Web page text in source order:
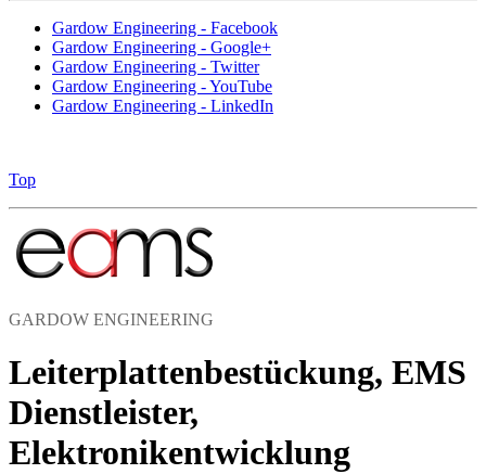
Gardow Engineering - Facebook
Gardow Engineering - Google+
Gardow Engineering - Twitter
Gardow Engineering - YouTube
Gardow Engineering - LinkedIn
Top
GARDOW ENGINEERING
Leiterplattenbestückung, EMS
Dienstleister,
Elektronikentwicklung